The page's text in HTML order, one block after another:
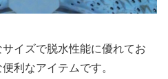
イズで脱水性能に優れてお
利なアイテムです。